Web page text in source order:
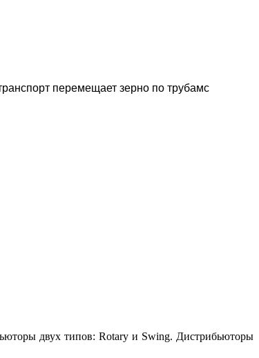
перемещает зерно по трубамс
двух типов: Rotary и Swing. Дистрибьюторы